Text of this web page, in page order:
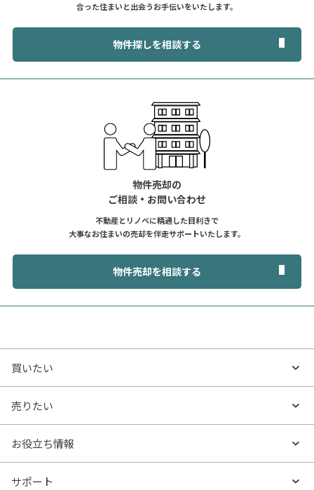
合った住まいと出会うお手伝いをいたします。
物件探しを相談する
物件売却の
ご相談・お問い合わせ
不動産とリノベに精通した目利きで
大事なお住まいの売却を伴走サポートいたします。
物件売却を相談する
買いたい
買いたいTOP
沿線・駅から探す
売りたい
売りたいTOP
お役立ち情報
お役立ち情報TOP
サポート